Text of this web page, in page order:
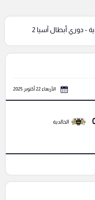
- دوري أبطال آسيا 2
الأربعاء 22 أكتوبر 2025
الخالدية